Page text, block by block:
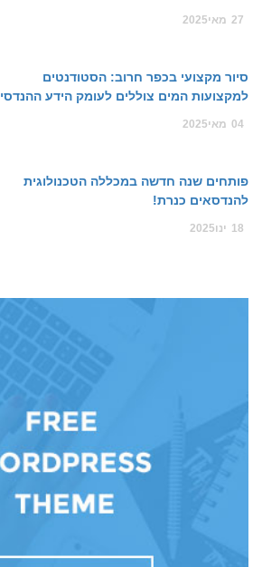
27 מאי2025
סיור מקצועי בכפר חרוב: הסטודנטים
למקצועות המים צוללים לעומק הידע ההנדסי
04 מאי2025
פותחים שנה חדשה במכללה הטכנולוגית
להנדסאים כנרת!
18 ינו2025